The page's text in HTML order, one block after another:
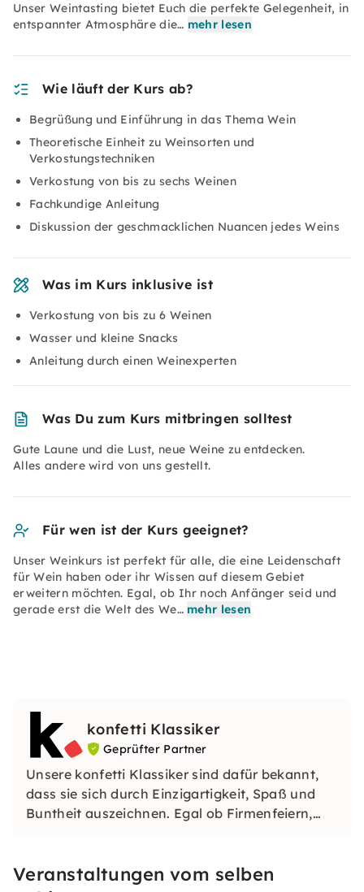
Unser Weintasting bietet Euch die perfekte Gelegenheit, in
entspannter Atmosphäre die… mehr lesen
Wie läuft der Kurs ab?
Begrüßung und Einführung in das Thema Wein
Theoretische Einheit zu Weinsorten und
Verkostungstechniken
Verkostung von bis zu sechs Weinen
Fachkundige Anleitung
Diskussion der geschmacklichen Nuancen jedes Weins
Was im Kurs inklusive ist
Verkostung von bis zu 6 Weinen
Wasser und kleine Snacks
Anleitung durch einen Weinexperten
Was Du zum Kurs mitbringen solltest
Gute Laune und die Lust, neue Weine zu entdecken.
Alles andere wird von uns gestellt.
Für wen ist der Kurs geeignet?
Unser Weinkurs ist perfekt für alle, die eine Leidenschaft
für Wein haben oder ihr Wissen auf diesem Gebiet
erweitern möchten. Egal, ob Ihr noch Anfänger seid und
gerade erst die Welt des We… mehr lesen
konfetti Klassiker
Geprüfter Partner
Unsere konfetti Klassiker sind dafür bekannt,
dass sie sich durch Einzigartigkeit, Spaß und
Buntheit auszeichnen. Egal ob Firmenfeiern,
erleben, welches Du so schnell nicht vergessen
Veranstaltungen vom selben